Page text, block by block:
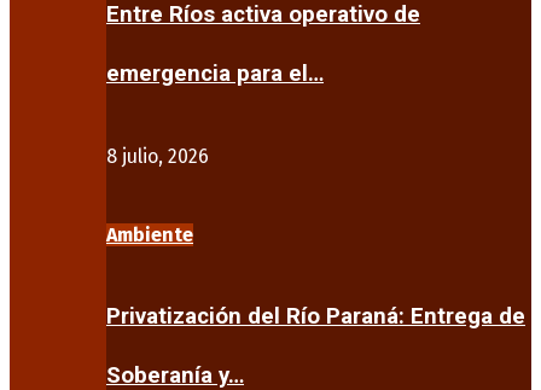
Entre Ríos activa operativo de
emergencia para el…
8 julio, 2026
Ambiente
Privatización del Río Paraná: Entrega de
Soberanía y…